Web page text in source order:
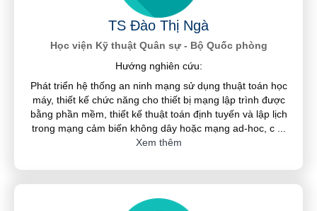
TS Đào Thị Ngà
Học viện Kỹ thuật Quân sự - Bộ Quốc phòng
Hướng nghiên cứu:
Phát triển hệ thống an ninh mạng sử dụng thuật toán học
máy, thiết kế chức năng cho thiết bị mạng lập trình được
bằng phần mềm, thiết kế thuật toán định tuyến và lập lịch
trong mạng cảm biến không dây hoặc mạng ad-hoc, c
Xem thêm